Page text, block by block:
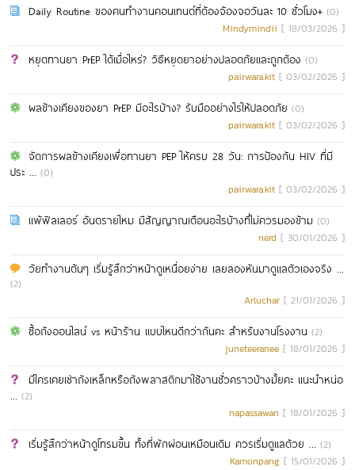
Daily Routine ของคนทำงานคอนเทนต์ที่ต้องจ้องจอวันละ 10 ชั่วโมง+ (0)
Mindymindii [ 18/03/2026 ]
หยุดทานยา PrEP ได้เมื่อไหร่? วิธีหยุดยาอย่างปลอดภัยและถูกต้อง (0)
pairwara.kit [ 03/02/2026 ]
ผลข้างเคียงของยา PrEP มีอะไรบ้าง? รับมืออย่างไรให้ปลอดภัย (0)
pairwara.kit [ 03/02/2026 ]
จัดการผลข้างเคียงเพื่อทานยา PEP ให้ครบ 28 วัน: การป้องกัน HIV ที่มี
ประ ... (0)
pairwara.kit [ 03/02/2026 ]
แพ้ฟิลเลอร์ อันตรายไหม มีสัญญาณเตือนอะไรบ้างที่ไม่ควรมองข้าม (0)
nerd [ 30/01/2026 ]
วัยทำงานต้นๆ เริ่มรู้สึกว่าหน้าดูเหนื่อยง่าย เลยลองหันมาดูแลตัวเองจริง ...
(2)
Arluchar [ 21/01/2026 ]
ซื้อถังออนไลน์ vs หน้าร้าน แบบไหนดีกว่ากันคะ สำหรับงานโรงงาน (2)
juneteeranee [ 18/01/2026 ]
มีใครเคยเช่าถังเหล็กหรือถังพลาสติกมาใช้งานชั่วคราวบ้างมั้ยคะ แนะนำหน่อ
... (2)
napassawan [ 18/01/2026 ]
เริ่มรู้สึกว่าหน้าดูโทรมขึ้น ทั้งที่พักผ่อนเหมือนเดิม ควรเริ่มดูแลตัวย ... (2)
Kamonpang [ 15/01/2026 ]